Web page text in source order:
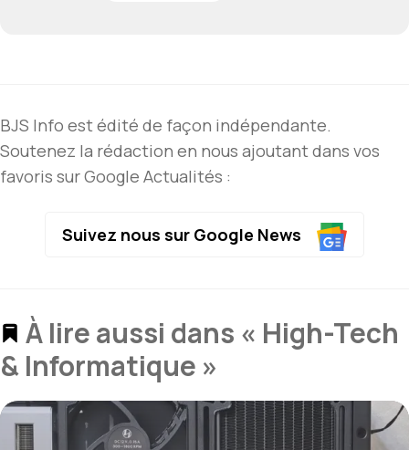
BJS Info est édité de façon indépendante.
Soutenez la rédaction en nous ajoutant dans vos
favoris sur Google Actualités :
Suivez nous sur Google News
À lire aussi dans « High-Tech
& Informatique »